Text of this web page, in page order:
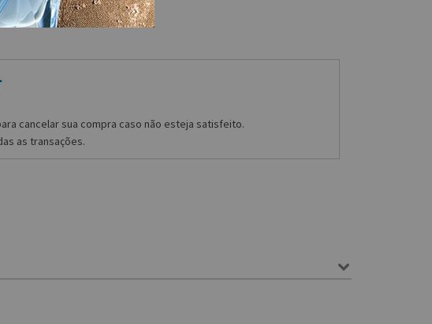
cancelar sua compra caso não esteja satisfeito.
as transações.